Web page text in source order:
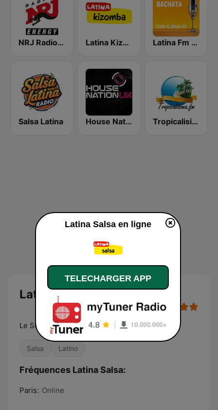
NRJ Radio ENERGY Latina Kizomba Latina Fm Bachata
Salsa Latina House Nation UK Tropicalisima.fm - Merengue
Latina Salsa
Le Son Latino
Salsa Latino
Fréquences Latina Salsa:
Paris: Online
Latina Salsa en ligne
TELECHARGER APP